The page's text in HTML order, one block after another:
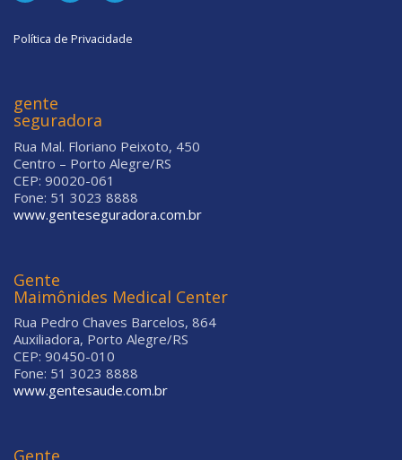
Política de Privacidade
gente
seguradora
Rua Mal. Floriano Peixoto, 450
Centro – Porto Alegre/RS
CEP: 90020-061
Fone: 51 3023 8888
www.genteseguradora.com.br
Gente
Maimônides Medical Center
Rua Pedro Chaves Barcelos, 864
Auxiliadora, Porto Alegre/RS
CEP: 90450-010
Fone: 51 3023 8888
www.gentesaude.com.br
Gente